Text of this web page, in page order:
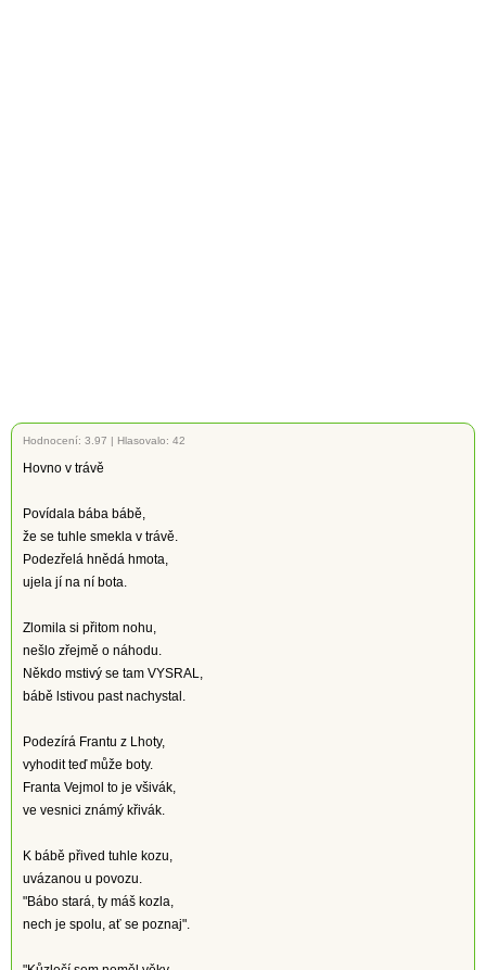
Hodnocení: 3.97 | Hlasovalo: 42
Hovno v trávě
Povídala bába bábě,
že se tuhle smekla v trávě.
Podezřelá hnědá hmota,
ujela jí na ní bota.
Zlomila si přitom nohu,
nešlo zřejmě o náhodu.
Někdo mstivý se tam VYSRAL,
bábě lstivou past nachystal.
Podezírá Frantu z Lhoty,
vyhodit teď může boty.
Franta Vejmol to je všivák,
ve vesnici známý křivák.
K bábě přived tuhle kozu,
uvázanou u povozu.
"Bábo stará, ty máš kozla,
nech je spolu, ať se poznaj".